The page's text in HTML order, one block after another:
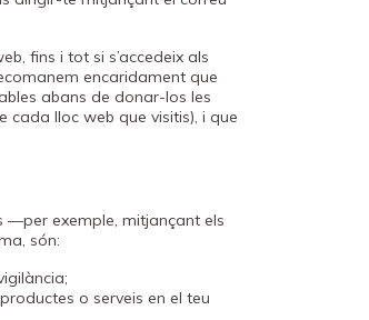
fins i tot si s’accedeix als
encaridament que
abans de donar-los les
cada lloc web que visitis), i que
—per exemple, mitjançant els
són:
o serveis en el teu